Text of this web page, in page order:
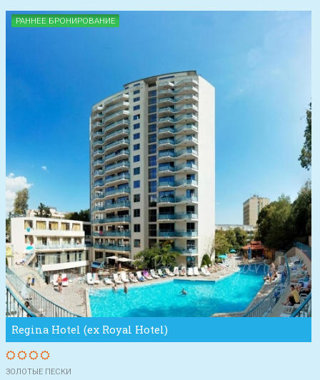
РАННЕЕ БРОНИРОВАНИЕ
Regina Hotel (ex Royal Hotel)
ЗОЛОТЫЕ ПЕСКИ